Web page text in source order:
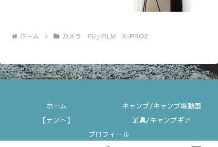
ホーム カメラ FUJIFILM X-PRO2
ホーム
キャンプ/キャンプ場動画
【テント】
道具/キャンプギア
プロフィール